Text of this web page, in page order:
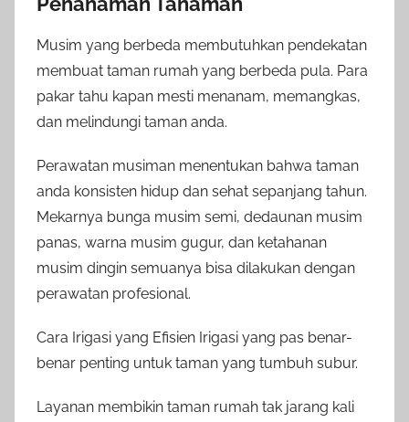
Musim yang berbeda membutuhkan pendekatan
membuat taman rumah yang berbeda pula. Para
pakar tahu kapan mesti menanam, memangkas,
dan melindungi taman anda.
Perawatan musiman menentukan bahwa taman
anda konsisten hidup dan sehat sepanjang tahun.
Mekarnya bunga musim semi, dedaunan musim
panas, warna musim gugur, dan ketahanan
musim dingin semuanya bisa dilakukan dengan
perawatan profesional.
Cara Irigasi yang Efisien Irigasi yang pas benar-
benar penting untuk taman yang tumbuh subur.
Layanan membikin taman rumah tak jarang kali